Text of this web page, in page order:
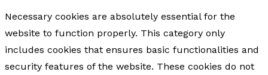
Necessary cookies are absolutely essential for the
website to function properly. This category only
includes cookies that ensures basic functionalities and
security features of the website. These cookies do not